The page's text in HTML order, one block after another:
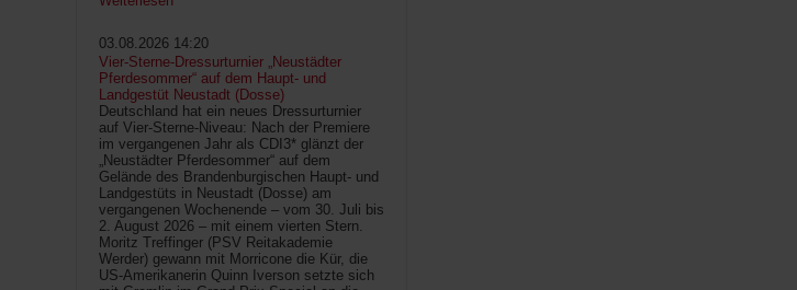
03.08.2026 14:20
Vier-Sterne-Dressurturnier „Neustädter
Pferdesommer“ auf dem Haupt- und
Landgestüt Neustadt (Dosse)
Deutschland hat ein neues Dressurturnier
auf Vier-Sterne-Niveau: Nach der Premiere
im vergangenen Jahr als CDI3* glänzt der
„Neustädter Pferdesommer“ auf dem
Gelände des Brandenburgischen Haupt- und
Landgestüts in Neustadt (Dosse) am
vergangenen Wochenende – vom 30. Juli bis
2. August 2026 – mit einem vierten Stern.
Moritz Treffinger (PSV Reitakademie
Werder) gewann mit Morricone die Kür, die
US-Amerikanerin Quinn Iverson setzte sich